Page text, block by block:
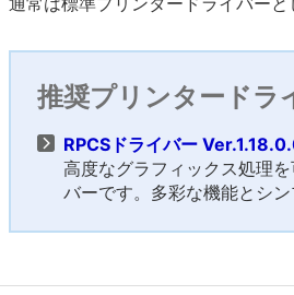
推奨プリンタードラ
RPCSドライバー
高度なグラフィックス処理
バーです。多彩な機能とシ